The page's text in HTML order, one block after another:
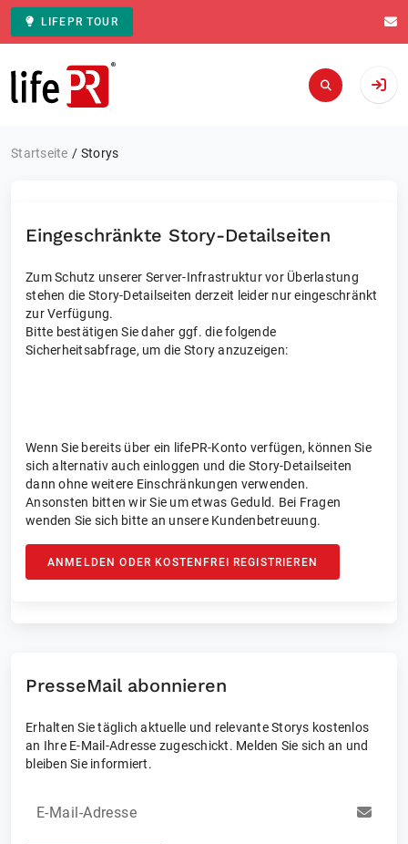
LIFEPR TOUR
Zur Startseite
Startseite Storys
Eingeschränkte Story-Detailseiten
Zum Schutz unserer Server-Infrastruktur vor Überlastung
stehen die Story-Detailseiten derzeit leider nur eingeschränkt
zur Verfügung.
Bitte bestätigen Sie daher ggf. die folgende
Sicherheitsabfrage, um die Story anzuzeigen:
Wenn Sie bereits über ein lifePR-Konto verfügen, können Sie
sich alternativ auch einloggen und die Story-Detailseiten
dann ohne weitere Einschränkungen verwenden.
Ansonsten bitten wir Sie um etwas Geduld. Bei Fragen
wenden Sie sich bitte an unsere Kundenbetreuung.
ANMELDEN ODER KOSTENFREI REGISTRIEREN
PresseMail abonnieren
Erhalten Sie täglich aktuelle und relevante Storys kostenlos
an Ihre E-Mail-Adresse zugeschickt. Melden Sie sich an und
bleiben Sie informiert.
E-Mail-Adresse